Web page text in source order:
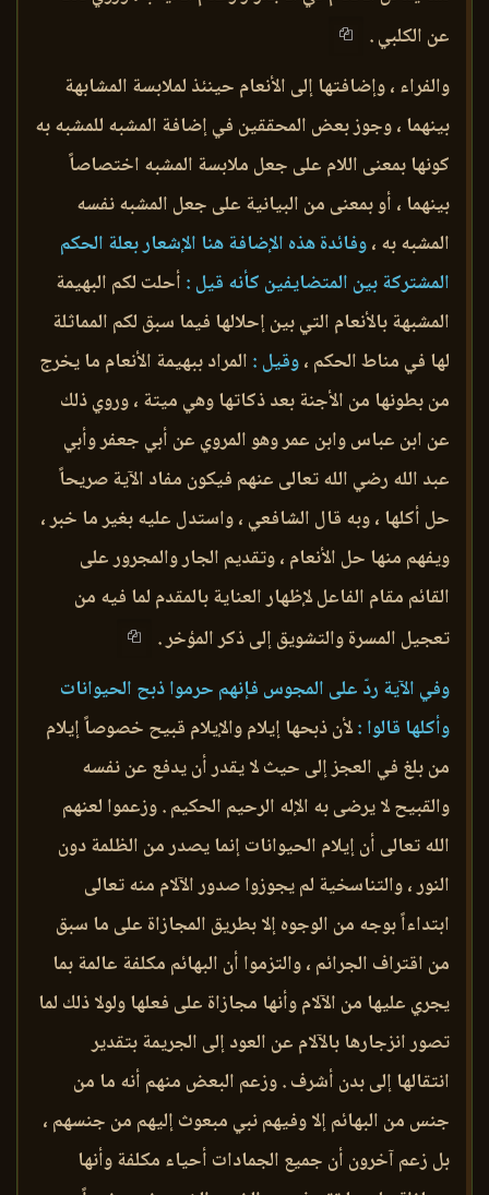
عن الكلبي .
والفراء ، وإضافتها إلى الأنعام حينئذ لملابسة المشابهة
بينهما ، وجوز بعض المحققين في إضافة المشبه للمشبه به
كونها بمعنى اللام على جعل ملابسة المشبه اختصاصاً
بينهما ، أو بمعنى من البيانية على جعل المشبه نفسه
المشبه به ،وفائدة هذه الإضافة هنا الإشعار بعلة الحكم
المشتركة بين المتضايفين كأنه قيل : أحلت لكم البهيمة
المشبهة بالأنعام التي بين إحلالها فيما سبق لكم المماثلة
لها في مناط الحكم ،وقيل : المراد ببهيمة الأنعام ما يخرج
من بطونها من الأجنة بعد ذكاتها وهي ميتة ، وروي ذلك
عن ابن عباس وابن عمر وهو المروي عن أبي جعفر وأبي
عبد الله رضي الله تعالى عنهم فيكون مفاد الآية صريحاً
حل أكلها ، وبه قال الشافعي ، واستدل عليه بغير ما خبر ،
ويفهم منها حل الأنعام ، وتقديم الجار والمجرور على
القائم مقام الفاعل لإظهار العناية بالمقدم لما فيه من
تعجيل المسرة والتشويق إلى ذكر المؤخر .
وفي الآية ردّ على المجوس فإنهم حرموا ذبح الحيوانات
وأكلها قالوا :لأن ذبحها إيلام والإيلام قبيح خصوصاً إيلام
من بلغ في العجز إلى حيث لا يقدر أن يدفع عن نفسه
والقبيح لا يرضى به الإله الرحيم الحكيم . وزعموا لعنهم
الله تعالى أن إيلام الحيوانات إنما يصدر من الظلمة دون
النور ، والتناسخية لم يجوزوا صدور الآلام منه تعالى
ابتداءاً بوجه من الوجوه إلا بطريق المجازاة على ما سبق
من اقتراف الجرائم ، والتزموا أن البهائم مكلفة عالمة بما
يجري عليها من الآلام وأنها مجازاة على فعلها ولولا ذلك لما
تصور انزجارها بالآلام عن العود إلى الجريمة بتقدير
انتقالها إلى بدن أشرف . وزعم البعض منهم أنه ما من
جنس من البهائم إلا وفيهم نبي مبعوث إليهم من جنسهم ،
بل زعم آخرون أن جميع الجمادات أحياء مكلفة وأنها